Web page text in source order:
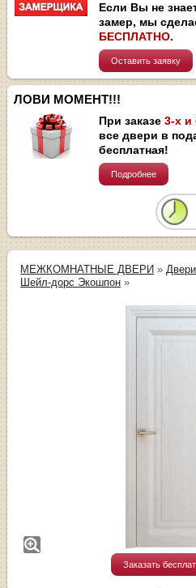
Если Вы не
замер, мы
БЕСПЛАТНО.
Оставить заявку
ЛОВИ МОМЕНТ!!!
При заказе3-х и
все двери в
бесплатная!
Подробнее
МЕЖКОМНАТНЫЕ ДВЕРИ »
Шейл-дорс Экошпон »
Заказать